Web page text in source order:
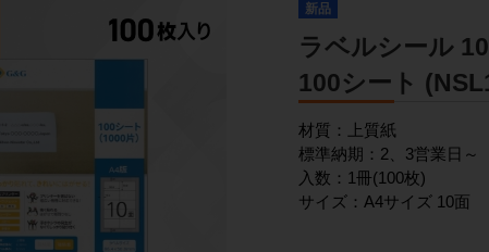
新品
ラベルシール
100シート
材質：上質紙
標準納期：2、3営業日～
入数：1冊(100枚)
サイズ：A4サイズ 10面